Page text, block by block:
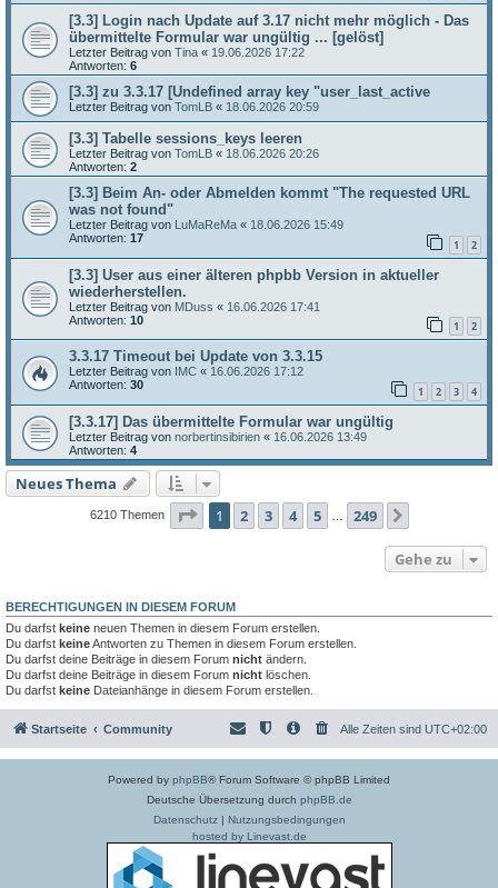
[3.3] Login nach Update auf 3.17 nicht mehr möglich - Das
übermittelte Formular war ungültig ... [gelöst]
Letzter Beitrag von Tina « 19.06.2026 17:22
Antworten: 6
[3.3] zu 3.3.17 [Undefined array key "user_last_active
Letzter Beitrag von TomLB « 18.06.2026 20:59
[3.3] Tabelle sessions_keys leeren
Letzter Beitrag von TomLB « 18.06.2026 20:26
Antworten: 2
[3.3] Beim An- oder Abmelden kommt "The requested URL
was not found"
Letzter Beitrag von LuMaReMa « 18.06.2026 15:49
Antworten: 17 1 2
[3.3] User aus einer älteren phpbb Version in aktueller
wiederherstellen.
Letzter Beitrag von MDuss « 16.06.2026 17:41
Antworten: 10 1 2
3.3.17 Timeout bei Update von 3.3.15
Letzter Beitrag von IMC « 16.06.2026 17:12
Antworten: 30 1 2 3 4
[3.3.17] Das übermittelte Formular war ungültig
Letzter Beitrag von norbertinsibirien « 16.06.2026 13:49
Antworten: 4
Neues Thema
6210 Themen Seite 1von 249
1 2 3 4 5 249
Gehe zu
BERECHTIGUNGEN IN DIESEM FORUM
Du darfst keine neuen Themen in diesem Forum erstellen.
Du darfst keineAntworten zu Themen in diesem Forum erstellen.
Du darfst deine Beiträge in diesem Forum nicht ändern.
Du darfst deine Beiträge in diesem Forum nicht löschen.
Du darfst keine Dateianhänge in diesem Forum erstellen.
Startseite Community Alle Zeiten sind UTC+02:00
Powered by phpBB® Forum Software © phpBB Limited
Deutsche Übersetzung durch phpBB.de
Datenschutz| Nutzungsbedingungen
hosted by Linevast.de